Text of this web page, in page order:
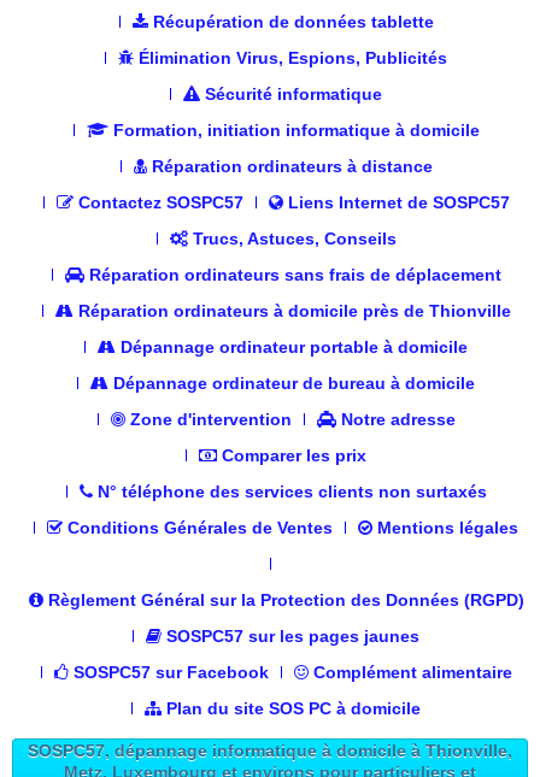
Récupération de données tablette
Élimination Virus, Espions, Publicités
Sécurité informatique
Formation, initiation informatique à domicile
Réparation ordinateurs à distance
Contactez SOSPC57
Liens Internet de SOSPC57
Trucs, Astuces, Conseils
Réparation ordinateurs sans frais de déplacement
Réparation ordinateurs à domicile près de Thionville
Dépannage ordinateur portable à domicile
Dépannage ordinateur de bureau à domicile
Zone d'intervention
Notre adresse
Comparer les prix
N° téléphone des services clients non surtaxés
Conditions Générales de Ventes
Mentions légales
Règlement Général sur la Protection des Données (RGPD)
SOSPC57 sur les pages jaunes
SOSPC57 sur Facebook
Complément alimentaire
Plan du site SOS PC à domicile
SOSPC57, dépannage informatique à domicile à Thionville,
Metz, Luxembourg et environs pour particuliers et